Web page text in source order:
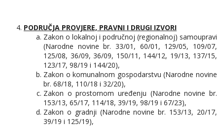
PODRUČJA PROVJERE, PRAVNI I DRUGI IZVORI
Zakon o lokalnoj i područnoj (regionalnoj) samoupravi
(Narodne novine br. 33/01, 60/01, 129/05, 109/07,
125/08, 36/09, 36/09, 150/11, 144/12, 19/13, 137/15,
123/17, 98/19 i 144/20),
Zakon o komunalnom gospodarstvu (Narodne novine
br. 68/18, 110/18 i 32/20),
Zakon o prostornom uređenju (Narodne novine br.
153/13, 65/17, 114/18, 39/19, 98/19 i 67/23),
Zakon o gradnji (Narodne novine br. 153/13, 20/17,
39/19 i 125/19),